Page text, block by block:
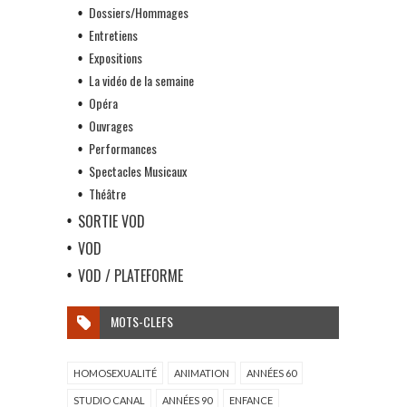
Dossiers/Hommages
Entretiens
Expositions
La vidéo de la semaine
Opéra
Ouvrages
Performances
Spectacles Musicaux
Théâtre
SORTIE VOD
VOD
VOD / PLATEFORME
MOTS-CLEFS
HOMOSEXUALITÉ ANIMATION ANNÉES 60
STUDIO CANAL ANNÉES 90 ENFANCE